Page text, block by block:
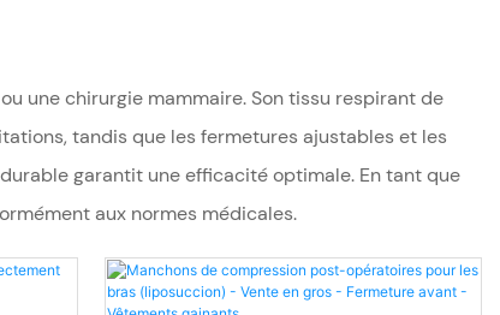
une chirurgie mammaire. Son tissu respirant de
tandis que les fermetures ajustables et les
garantit une efficacité optimale. En tant que
aux normes médicales.